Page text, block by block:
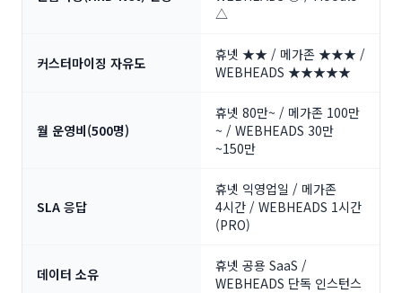
△
커스터마이징 자유도
휴넷 ★★ / 메가존 ★★★ /
WEBHEADS ★★★★★
월 운영비(500명)
휴넷 80만~ / 메가존 100만
~ / WEBHEADS 30만
~150만
SLA 응답
휴넷 익영업일 / 메가존
4시간 / WEBHEADS 1시간
(PRO)
데이터 소유
휴넷 공용 SaaS /
WEBHEADS 단독 인스턴스